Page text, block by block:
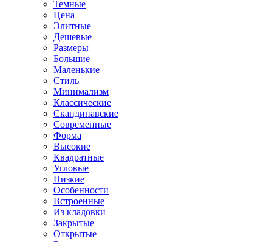
Темные
Цена
Элитные
Дешевые
Размеры
Большие
Маленькие
Стиль
Минимализм
Классические
Скандинавские
Современные
Форма
Высокие
Квадратные
Угловые
Низкие
Особенности
Встроенные
Из кладовки
Закрытые
Открытые